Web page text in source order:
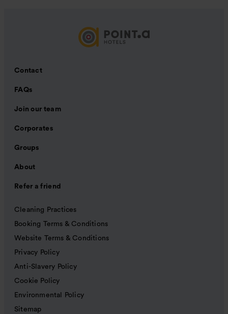
Contact
FAQs
Join our team
Corporates
Groups
About
Refer a friend
Cleaning Practices
Booking Terms & Conditions
Website Terms & Conditions
Privacy Policy
Anti-Slavery Policy
Cookie Policy
Environmental Policy
Sitemap